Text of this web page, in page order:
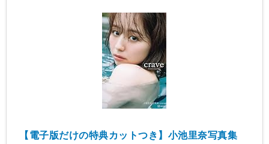
【電子版だけの特典カットつき】小池里奈写真集